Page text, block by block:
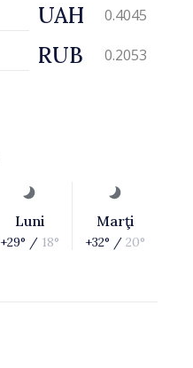
UAH 0.4045
RUB 0.2053
Luni
+29° / 18°
Marţi
+32° / 20°